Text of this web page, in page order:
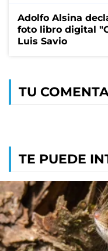
Adolfo Alsina
foto libro digital
Luis Savio
TU
TE PUEDE